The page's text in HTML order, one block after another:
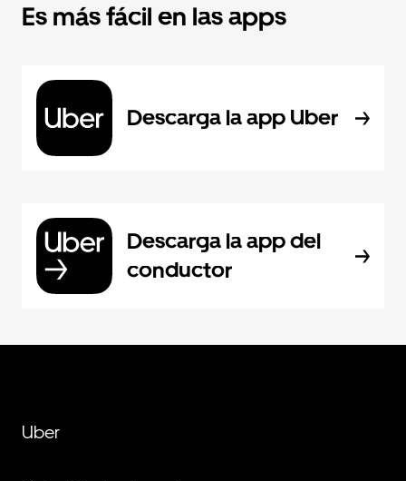
Es más fácil en las apps
Descarga la app Uber
Descarga la app del
conductor
Uber